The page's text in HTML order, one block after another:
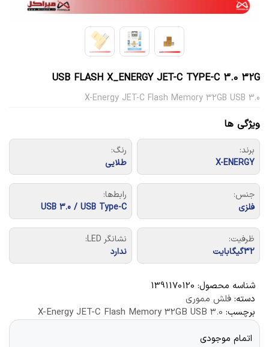
USB FLASH X_ENERGY JET-C TYPE-C 3.0 32G
X-Energy JET-C Flash Memory 32GB USB 3.0
ویژگی ها
برند:
X-ENERGY
رنگ:
طلایی
جنس:
فلزی
رابط‌ها:
USB 3.0 / USB Type-C
ظرفیت:
32گیگابایت
نشانگر LED:
ندارد
شناسه محصول: 1391170120
دسته: فلش مموری
برچسب: X-Energy JET-C Flash Memory 32GB USB 3.0
اتمام موجودی